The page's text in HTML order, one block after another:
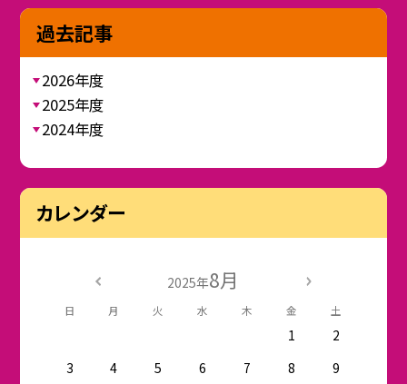
過去記事
2026年度
2025年度
2024年度
カレンダー
2025年8月
日 月 火 水 木 金 土
1
2
3
4 5 6 7 8
9